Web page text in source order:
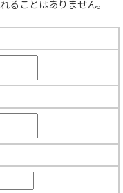
ることはありません。